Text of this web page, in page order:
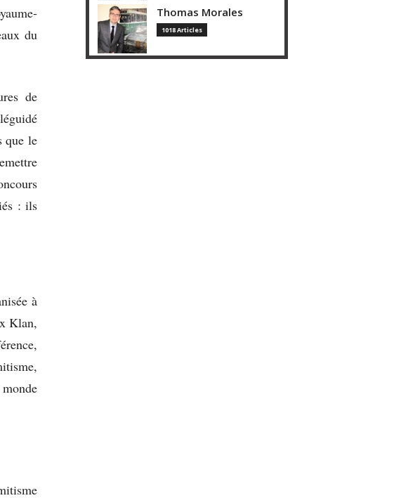
du
de
que le
: ils
à
Klan,
Thomas Morales
1018 Articles